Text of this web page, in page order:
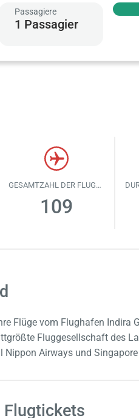
Passagiere
1 Passagier
GESAMTZAHL DER FLUGZEUGE
109
Flüge vom Flughafen Indira
Fluggesellschaft des
Airways und